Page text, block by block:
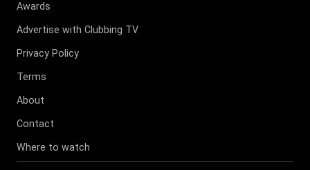
Awards
Advertise with Clubbing TV
Privacy Policy
Terms
About
Contact
Where to watch